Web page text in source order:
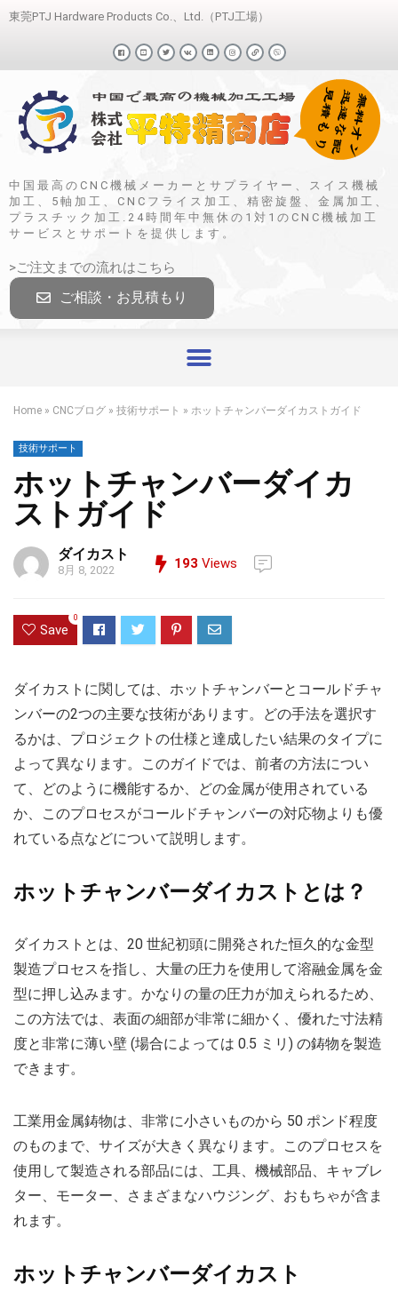
東莞PTJ Hardware Products Co.、Ltd.（PTJ工場）
中国最高のCNC機械メーカーとサプライヤー、スイス機械
加工、5軸加工、CNCフライス加工、精密旋盤、金属加工、
プラスチック加工.24時間年中無休の1対1のCNC機械加工
サービスとサポートを提供します。
>ご注文までの流れはこちら
ご相談・お見積もり
Home » CNCブログ » 技術サポート » ホットチャンバーダイカストガイド
技術サポート
ホットチャンバーダイカ
ストガイド
ダイカスト
8月 8, 2022 193 Views
Save
0
ダイカストに関しては、ホットチャンバーとコールドチャ
ンバーの2つの主要な技術があります。どの手法を選択す
るかは、プロジェクトの仕様と達成したい結果のタイプに
よって異なります。このガイドでは、前者の方法につい
て、どのように機能するか、どの金属が使用されている
か、このプロセスがコールドチャンバーの対応物よりも優
れている点などについて説明します。
ホットチャンバーダイカストとは？
ダイカストとは、20 世紀初頭に開発された恒久的な金型
製造プロセスを指し、大量の圧力を使用して溶融金属を金
型に押し込みます。かなりの量の圧力が加えられるため、
この方法では、表面の細部が非常に細かく、優れた寸法精
度と非常に薄い壁 (場合によっては 0.5 ミリ) の鋳物を製造
できます。
工業用金属鋳物は、非常に小さいものから 50 ポンド程度
のものまで、サイズが大きく異なります。このプロセスを
使用して製造される部品には、工具、機械部品、キャブレ
ター、モーター、さまざまなハウジング、おもちゃが含ま
れます。
ホットチャンバーダイカスト